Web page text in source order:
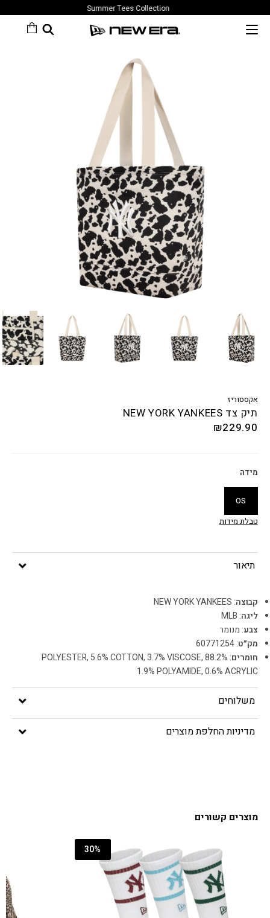
Summer Tees Collection
אקססוריז
תיק צד NEW YORK YANKEES
₪229.90
מידה
OS
טבלת מידות
תיאור
קבוצה: NEW YORK YANKEES
ליגה: MLB
צבע: מנומר
מק״ט: 60771254
חומרים
: 88.2% POLYESTER, 5.6% COTTON, 3.7% VISCOSE,
1.9% POLYAMIDE, 0.6% ACRYLIC
משלוחים
מדיניות החלפת מוצרים
מוצרים קשורים
30%